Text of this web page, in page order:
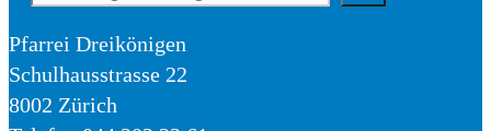
Pfarrei Dreikönigen
Schulhausstrasse 22
8002 Zürich